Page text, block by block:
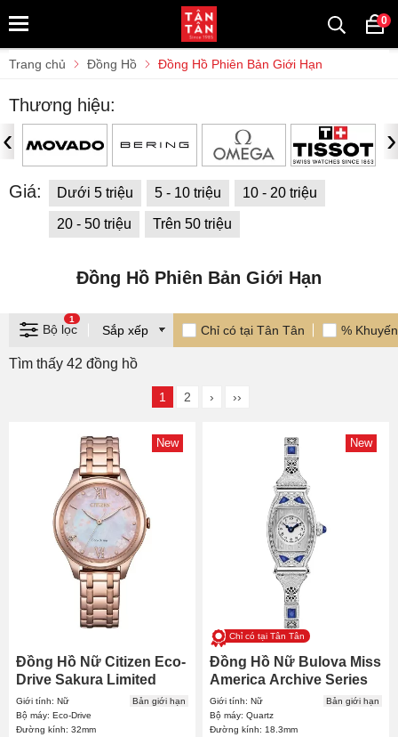
0
Trang chủ Đồng Hồ Đồng Hồ Phiên Bản Giới Hạn
Thương hiệu:
‹ ›
Giá: Dưới 5 triệu 5 - 10 triệu 10 - 20 triệu
20 - 50 triệu Trên 50 triệu
Đồng Hồ Phiên Bản Giới Hạn
Bộ lọc
1
Chỉ có tại Tân Tân %
Tìm thấy 42 đồng hồ
1 2 › ››
New
Đồng Hồ Nữ Citizen Eco-
Drive Sakura Limited
EM0508-98W 32mm
Giới tính: Nữ
Bộ máy: Eco-Drive
Đường kính: 32mm
Bản giới hạn
Chỉ có tại Tân Tân
New
Đồng Hồ Nữ Bulova Miss
America Archive Series
Limited 96L340 18.3mm
Giới tính: Nữ
Bộ máy: Quartz
Đường kính: 18.3mm
Bản giới hạn